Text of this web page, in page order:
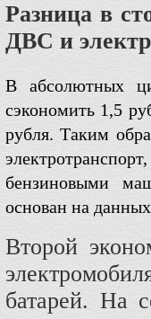
Разница в
ДВС и
В абсолютных
сэкономить 1,5
рубля. Таким
бензиновыми
основан на
Второй
батарей. На